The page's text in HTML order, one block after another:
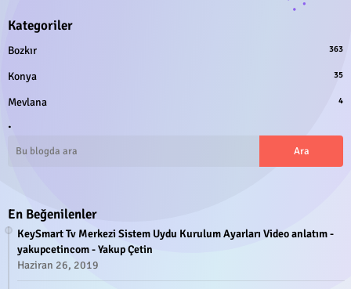
Kategoriler
Bozkır 363
Konya 35
Mevlana 4
.
En Beğenilenler
KeySmart Tv Merkezi Sistem Uydu Kurulum Ayarları Video anlatım -
yakupcetincom - Yakup Çetin
Haziran 26, 2019